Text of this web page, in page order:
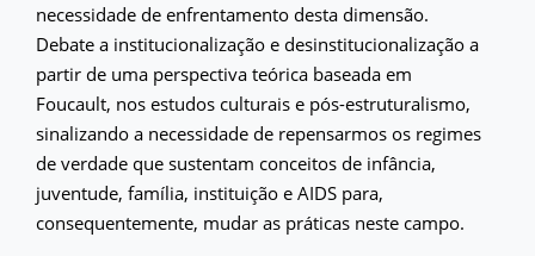
necessidade de enfrentamento desta dimensão.
Debate a institucionalização e desinstitucionalização a
partir de uma perspectiva teórica baseada em
Foucault, nos estudos culturais e pós-estruturalismo,
sinalizando a necessidade de repensarmos os regimes
de verdade que sustentam conceitos de infância,
juventude, família, instituição e AIDS para,
consequentemente, mudar as práticas neste campo.